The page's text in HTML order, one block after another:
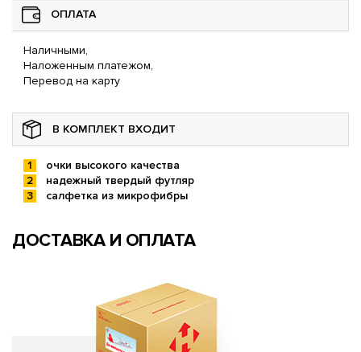
ОПЛАТА
Наличными,
Наложенным платежом,
Перевод на карту
В КОМПЛЕКТ ВХОДИТ
очки высокого качества
надежный твердый футляр
салфетка из микрофибры
ДОСТАВКА И ОПЛАТА